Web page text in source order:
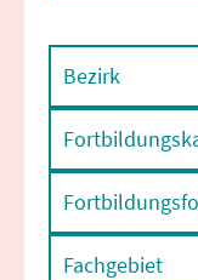
Bezirk
Fachgebiet